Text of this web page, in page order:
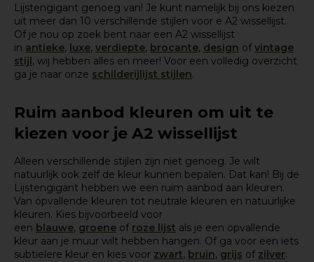
Lijstengigant genoeg van! Je kunt namelijk bij ons kiezen
uit meer dan 10 verschillende stijlen voor e A2 wissellijst.
Of je nou op zoek bent naar een A2 wissellijst
in antieke, luxe, verdiepte, brocante, design of vintage
stijl, wij hebben alles en meer! Voor een volledig overzicht
ga je naar onze schilderijlijst stijlen.
Ruim aanbod kleuren om uit te
kiezen voor je A2 wissellijst
Alleen verschillende stijlen zijn niet genoeg. Je wilt
natuurlijk ook zelf de kleur kunnen bepalen. Dat kan! Bij de
Lijstengigant hebben we een ruim aanbod aan kleuren.
Van opvallende kleuren tot neutrale kleuren en natuurlijke
kleuren. Kies bijvoorbeeld voor
een blauwe, groene of roze lijst als je een opvallende
kleur aan je muur wilt hebben hangen. Of ga voor een iets
subtielere kleur en kies voor zwart, bruin, grijs of zilver.